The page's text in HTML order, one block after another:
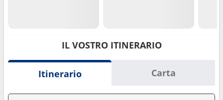
IL VOSTRO ITINERARIO
Itinerario Carta